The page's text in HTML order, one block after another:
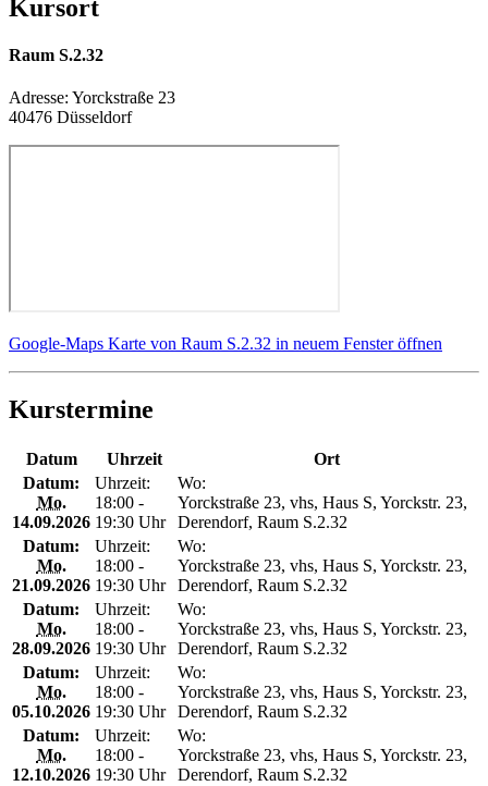
Kursort
Raum S.2.32
Adresse: Yorckstraße 23
40476 Düsseldorf
Google-Maps Karte von Raum S.2.32 in neuem Fenster öffnen
Kurstermine
Datum Uhrzeit
Ort
Datum:
Mo.
14.09.2026
Uhrzeit:
18:00 -
19:30 Uhr
Wo:
Yorckstraße 23, vhs, Haus S, Yorckstr. 23,
Derendorf, Raum S.2.32
Datum:
Mo.
21.09.2026
Uhrzeit:
18:00 -
19:30 Uhr
Wo:
Yorckstraße 23, vhs, Haus S, Yorckstr. 23,
Derendorf, Raum S.2.32
Datum:
Mo.
28.09.2026
Uhrzeit:
18:00 -
19:30 Uhr
Wo:
Yorckstraße 23, vhs, Haus S, Yorckstr. 23,
Derendorf, Raum S.2.32
Datum:
Mo.
05.10.2026
Uhrzeit:
18:00 -
19:30 Uhr
Wo:
Yorckstraße 23, vhs, Haus S, Yorckstr. 23,
Derendorf, Raum S.2.32
Datum:
Mo.
12.10.2026
Uhrzeit:
18:00 -
19:30 Uhr
Wo:
Yorckstraße 23, vhs, Haus S, Yorckstr. 23,
Derendorf, Raum S.2.32